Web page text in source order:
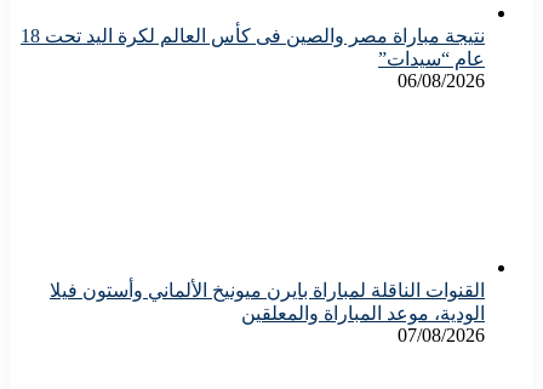
نتيجة مباراة مصر والصين فى كأس العالم لكرة اليد تحت 18
عام “سيدات”
06/08/2026
القنوات الناقلة لمباراة بايرن ميونيخ الألماني وأستون فيلا
الودية، موعد المباراة والمعلقين
07/08/2026